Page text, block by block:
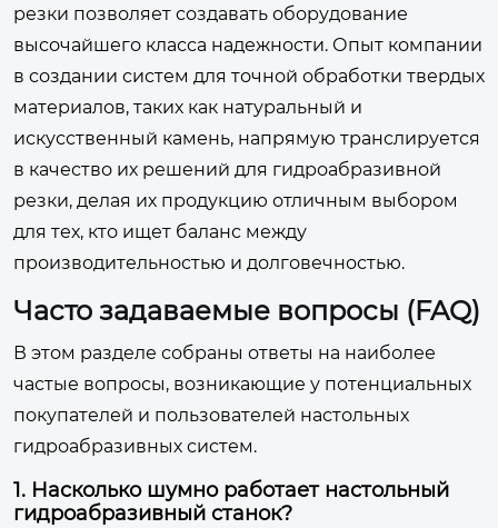
резки позволяет создавать оборудование
высочайшего класса надежности. Опыт компании
в создании систем для точной обработки твердых
материалов, таких как натуральный и
искусственный камень, напрямую транслируется
в качество их решений для гидроабразивной
резки, делая их продукцию отличным выбором
для тех, кто ищет баланс между
производительностью и долговечностью.
Часто задаваемые вопросы (FAQ)
В этом разделе собраны ответы на наиболее
частые вопросы, возникающие у потенциальных
покупателей и пользователей настольных
гидроабразивных систем.
1. Насколько шумно работает настольный
гидроабразивный станок?